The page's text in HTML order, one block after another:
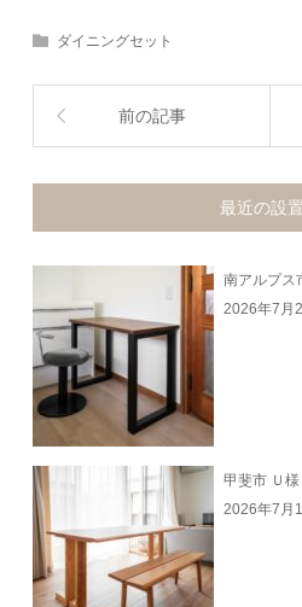
ダイニングセット
前の記事
最近の設
南アルプス
2026年7月
甲斐市 Ｕ様
2026年7月